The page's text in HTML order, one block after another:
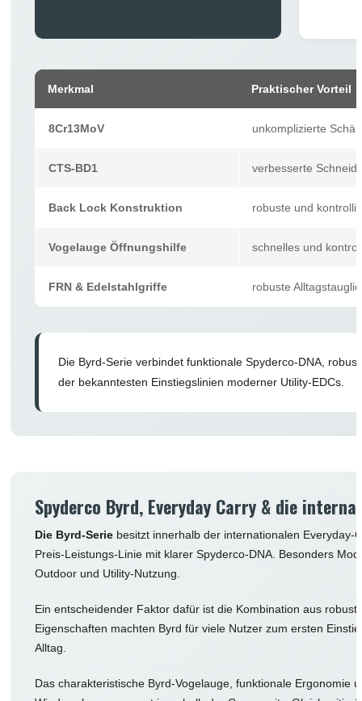
Merkmal Praktischer Vorteil
8Cr13MoV unkomplizierte
CTS-BD1 verbesserte
Back Lock Konstruktion robuste und
Vogelauge Öffnungshilfe schnelles und
FRN & Edelstahlgriffe robuste
Die Byrd-Serie verbindet funktionale Spyderco-DNA,
der bekanntesten Einstiegslinien moderner Utility-EDCs.
Spyderco Byrd, Everyday Carry & die
Die Byrd-Seriebesitzt innerhalb der internationalen Everyday-
Preis-Leistungs-Linie mit klarer Spyderco-DNA. Besonders
Outdoor und Utility-Nutzung.
Ein entscheidender Faktor dafür ist die Kombination aus
Eigenschaften machten Byrd für viele Nutzer zum ersten
Alltag.
Das charakteristische Byrd-Vogelauge, funktionale Ergonomie